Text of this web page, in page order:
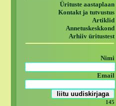
Ürituste aastaplaan
Kontakt ja tutvustus
Artiklid
Annetuskeskkond
Arhiiv üritustest
Nimi
Email
145